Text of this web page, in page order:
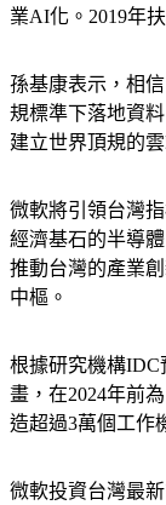
業AI化。2019年
孫基康表示，相
規標準下落地資
建立世界頂規的雲
微軟將引領台灣
經濟基石的半導
推動台灣的產業
中樞。
根據研究機構IDC
畫，在2024年前
造超過3萬個工作
微軟投資台灣最